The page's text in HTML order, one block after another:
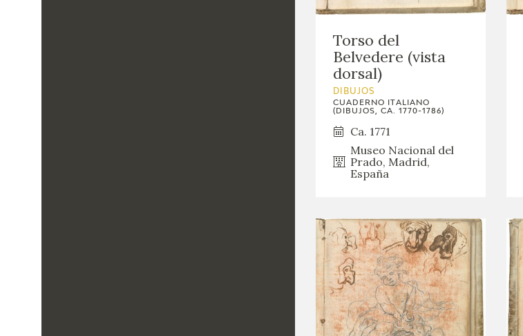
Torso del
Belvedere (vista
dorsal)
DIBUJOS
CUADERNO ITALIANO
(DIBUJOS, CA. 1770-1786)
Ca. 1771
Museo Nacional del
Prado, Madrid,
España